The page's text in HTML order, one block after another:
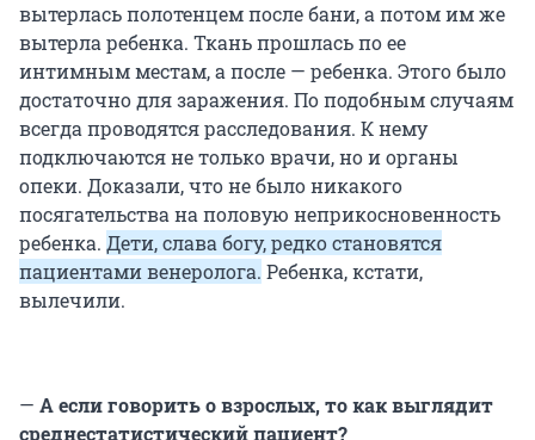
вытерлась полотенцем после бани, а потом им же
вытерла ребенка. Ткань прошлась по ее
интимным местам, а после — ребенка. Этого было
достаточно для заражения. По подобным случаям
всегда проводятся расследования. К нему
подключаются не только врачи, но и органы
опеки. Доказали, что не было никакого
посягательства на половую неприкосновенность
ребенка. Дети, слава богу, редко становятся
пациентами венеролога. Ребенка, кстати,
вылечили.
— А если говорить о взрослых, то как выглядит
среднестатистический пациент?